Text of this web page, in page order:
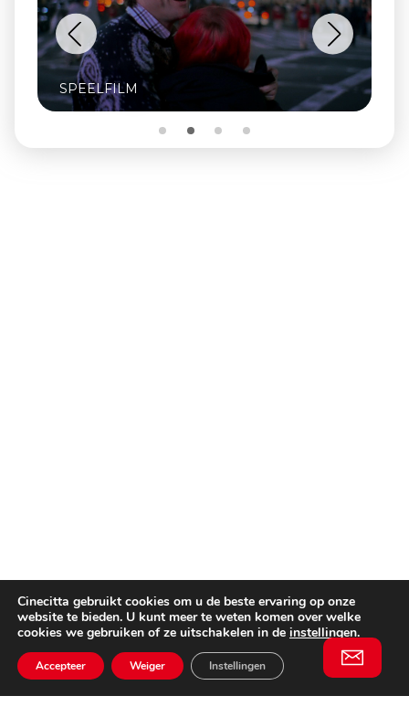
SPEELFILM
Cinecitta gebruikt cookies om u de beste ervaring op onze
website te bieden. U kunt meer te weten komen over welke
cookies we gebruiken of ze uitschakelen in de instellingen.
Accepteer Weiger Instellingen